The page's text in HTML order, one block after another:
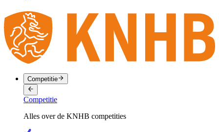
Competitie
Competitie
Alles over de KNHB competities